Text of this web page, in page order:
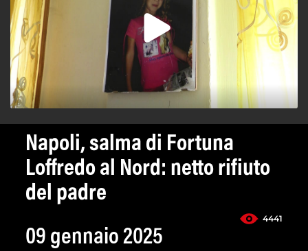
Napoli, salma di Fortuna
Loffredo al Nord: netto rifiuto
del padre
4441
09 gennaio 2025